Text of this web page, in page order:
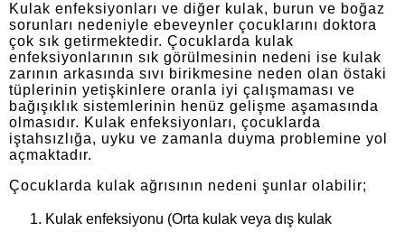
Kulak enfeksiyonları ve diğer kulak, burun ve boğaz
sorunları nedeniyle ebeveynler çocuklarını doktora
çok sık getirmektedir. Çocuklarda kulak
enfeksiyonlarının sık görülmesinin nedeni ise kulak
zarının arkasında sıvı birikmesine neden olan östaki
tüplerinin yetişkinlere oranla iyi çalışmaması ve
bağışıklık sistemlerinin henüz gelişme aşamasında
olmasıdır. Kulak enfeksiyonları, çocuklarda
iştahsızlığa, uyku ve zamanla duyma problemine yol
açmaktadır.
Çocuklarda kulak ağrısının nedeni şunlar olabilir;
Kulak enfeksiyonu (Orta kulak veya dış kulak